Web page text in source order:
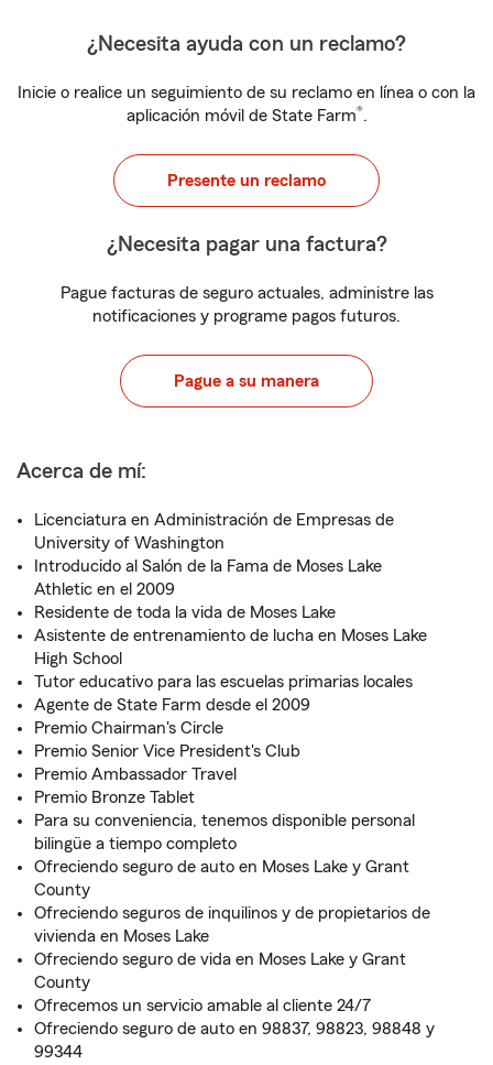
¿Necesita ayuda con un reclamo?
Inicie o realice un seguimiento de su reclamo en línea o con la
aplicación móvil de State Farm®.
Presente un reclamo
¿Necesita pagar una factura?
Pague facturas de seguro actuales, administre las
notificaciones y programe pagos futuros.
Pague a su manera
Acerca de mí:
Licenciatura en Administración de Empresas de
University of Washington
Introducido al Salón de la Fama de Moses Lake
Athletic en el 2009
Residente de toda la vida de Moses Lake
Asistente de entrenamiento de lucha en Moses Lake
High School
Tutor educativo para las escuelas primarias locales
Agente de State Farm desde el 2009
Premio Chairman's Circle
Premio Senior Vice President's Club
Premio Ambassador Travel
Premio Bronze Tablet
Para su conveniencia, tenemos disponible personal
bilingüe a tiempo completo
Ofreciendo seguro de auto en Moses Lake y Grant
County
Ofreciendo seguros de inquilinos y de propietarios de
vivienda en Moses Lake
Ofreciendo seguro de vida en Moses Lake y Grant
County
Ofrecemos un servicio amable al cliente 24/7
Ofreciendo seguro de auto en 98837, 98823, 98848 y
99344